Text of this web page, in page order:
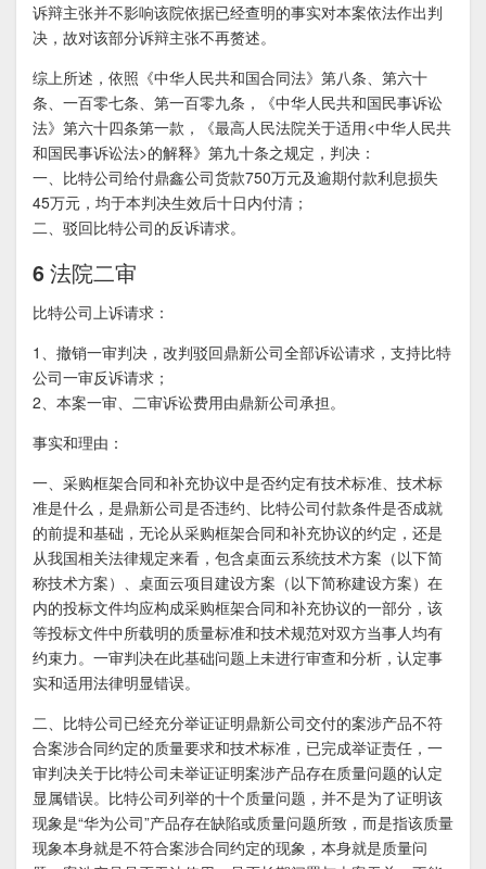
诉辩主张并不影响该院依据已经查明的事实对本案依法作出判
决，故对该部分诉辩主张不再赘述。
综上所述，依照《中华人民共和国合同法》第八条、第六十
条、一百零七条、第一百零九条，《中华人民共和国民事诉讼
法》第六十四条第一款，《最高人民法院关于适用<中华人民共
和国民事诉讼法>的解释》第九十条之规定，判决：
一、比特公司给付鼎鑫公司货款750万元及逾期付款利息损失
45万元，均于本判决生效后十日内付清；
二、驳回比特公司的反诉请求。
6 法院二审
比特公司上诉请求：
1、撤销一审判决，改判驳回鼎新公司全部诉讼请求，支持比特
公司一审反诉请求；
2、本案一审、二审诉讼费用由鼎新公司承担。
事实和理由：
一、采购框架合同和补充协议中是否约定有技术标准、技术标
准是什么，是鼎新公司是否违约、比特公司付款条件是否成就
的前提和基础，无论从采购框架合同和补充协议的约定，还是
从我国相关法律规定来看，包含桌面云系统技术方案（以下简
称技术方案）、桌面云项目建设方案（以下简称建设方案）在
内的投标文件均应构成采购框架合同和补充协议的一部分，该
等投标文件中所载明的质量标准和技术规范对双方当事人均有
约束力。一审判决在此基础问题上未进行审查和分析，认定事
实和适用法律明显错误。
二、比特公司已经充分举证证明鼎新公司交付的案涉产品不符
合案涉合同约定的质量要求和技术标准，已完成举证责任，一
审判决关于比特公司未举证证明案涉产品存在质量问题的认定
显属错误。比特公司列举的十个质量问题，并不是为了证明该
现象是“华为公司”产品存在缺陷或质量问题所致，而是指该质量
现象本身就是不符合案涉合同约定的现象，本身就是质量问